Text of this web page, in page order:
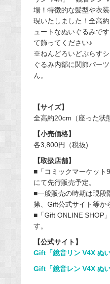
場！特徴的な髪型や衣
現いたしました！全高
ュートなぬいぐるみで
て飾ってください♪
※ねんどろいどぷらす
ぐるみ内部に関節パー
ん。
【サイズ】
全高約20cm（座った状
【小売価格】
各3,800円（税抜)
【取扱店舗】
■「コミックマーケット
にて先行販売予定。
■一般販売の時期は現段
第、Gift公式サイト等か
■「Gift ONLINE SHOP
す。
【公式サイト】
Gift「鏡音リン V4X ぬ
Gift「鏡音レン V4X ぬ